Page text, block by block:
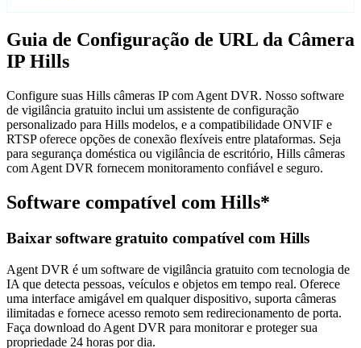
Guia de Configuração de URL da Câmera
IP Hills
Configure suas Hills câmeras IP com Agent DVR. Nosso software
de vigilância gratuito inclui um assistente de configuração
personalizado para Hills modelos, e a compatibilidade ONVIF e
RTSP oferece opções de conexão flexíveis entre plataformas. Seja
para segurança doméstica ou vigilância de escritório, Hills câmeras
com Agent DVR fornecem monitoramento confiável e seguro.
Software compatível com Hills*
Baixar software gratuito compatível com Hills
Agent DVR é um software de vigilância gratuito com tecnologia de
IA que detecta pessoas, veículos e objetos em tempo real. Oferece
uma interface amigável em qualquer dispositivo, suporta câmeras
ilimitadas e fornece acesso remoto sem redirecionamento de porta.
Faça download do Agent DVR para monitorar e proteger sua
propriedade 24 horas por dia.